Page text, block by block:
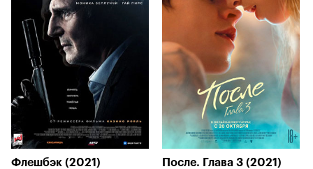
Флешбэк (2021) После. Глава 3 (2021)